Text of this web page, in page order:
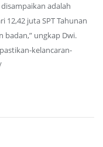
adalah
12,42 juta SPT Tahunan
badan,” ungkap Dwi.
kelancaran-